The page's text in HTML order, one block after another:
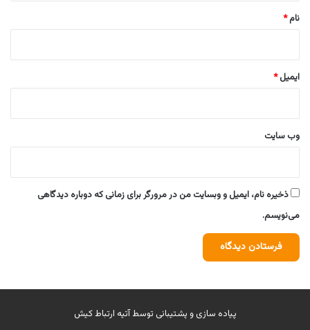
نام*
ایمیل*
وب‌ سایت
ذخیره نام، ایمیل و وبسایت من در مرورگر برای زمانی که دوباره دیدگاهی
می‌نویسم.
پیاده سازی و پشتیبانی توسطآتیه ارتباط کیش